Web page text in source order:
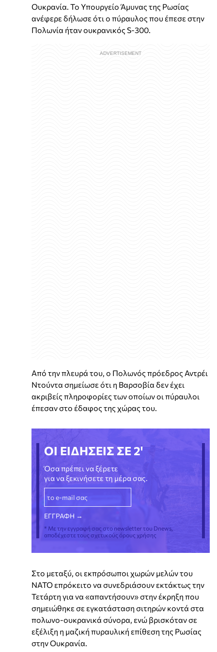
Ουκρανία. Το Υπουργείο Άμυνας της Ρωσίας
ανέφερε δήλωσε ότι ο πύραυλος που έπεσε στην
Πολωνία ήταν ουκρανικός S-300.
Από την πλευρά του, ο Πολωνός πρόεδρος Αντρέι
Ντούντα σημείωσε ότι η Βαρσοβία δεν έχει
ακριβείς πληροφορίες των οποίων οι πύραυλοι
έπεσαν στο έδαφος της χώρας του.
ΟΙ ΕΙΔΗΣΕΙΣ ΣΕ 2'
Όσα πρέπει να ξέρετε
για να ξεκινήσετε τη μέρα σας.
* Με την εγγραφή σας στο newsletter του Dnews,
αποδέχεστε τους σχετικούς όρους χρήσης
Στο μεταξύ, οι εκπρόσωποι χωρών μελών του
ΝΑΤΟ επρόκειτο να συνεδριάσουν εκτάκτως την
Τετάρτη για να «απαντήσουν» στην έκρηξη που
σημειώθηκε σε εγκατάσταση σιτηρών κοντά στα
πολωνο-ουκρανικά σύνορα, ενώ βρισκόταν σε
εξέλιξη η μαζική πυραυλική επίθεση της Ρωσίας
στην Ουκρανία.